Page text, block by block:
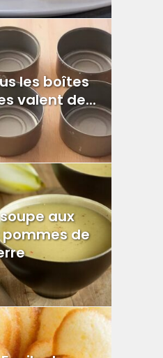
les boîtes
valent de...
aux
de